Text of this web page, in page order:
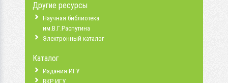
Другие ресурсы
Научная библиотека
им.В.Г.Распутина
Электронный каталог
Каталог
Издания ИГУ
ВКР ИГУ